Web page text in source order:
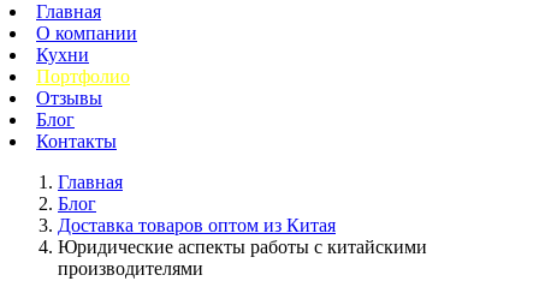
Главная
О компании
Кухни
Портфолио
Отзывы
Блог
Контакты
Главная
Блог
Доставка товаров оптом из Китая
Юридические аспекты работы с китайскими
производителями